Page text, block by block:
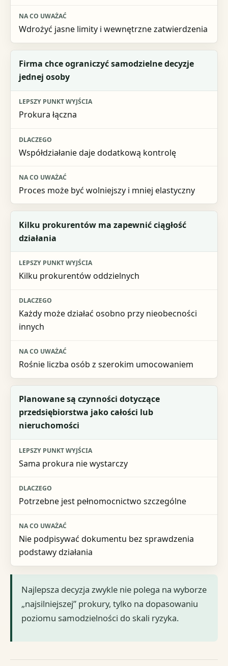
Wdrożyć jasne limity i wewnętrzne zatwierdzenia
Firma chce ograniczyć samodzielne decyzje
jednej osoby
Prokura łączna
Współdziałanie daje dodatkową kontrolę
Proces może być wolniejszy i mniej elastyczny
Kilku prokurentów ma zapewnić ciągłość
działania
Kilku prokurentów oddzielnych
Każdy może działać osobno przy nieobecności
innych
Rośnie liczba osób z szerokim umocowaniem
Planowane są czynności dotyczące
przedsiębiorstwa jako całości lub
nieruchomości
Sama prokura nie wystarczy
Potrzebne jest pełnomocnictwo szczególne
Nie podpisywać dokumentu bez sprawdzenia
podstawy działania
Najlepsza decyzja zwykle nie polega na wyborze
„najsilniejszej” prokury, tylko na dopasowaniu
poziomu samodzielności do skali ryzyka.